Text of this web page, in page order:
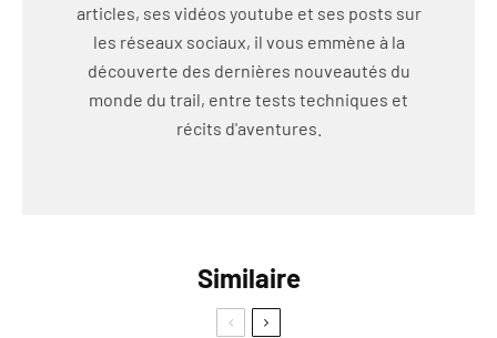
articles, ses vidéos youtube et ses posts sur
les réseaux sociaux, il vous emmène à la
découverte des dernières nouveautés du
monde du trail, entre tests techniques et
récits d'aventures.
Similaire